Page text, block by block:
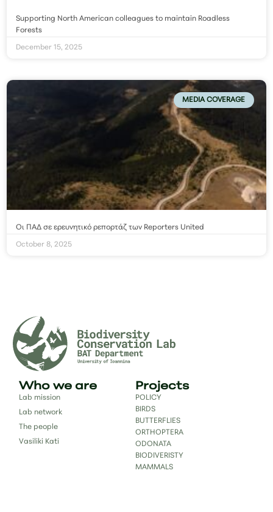
Supporting North American colleagues to maintain Roadless
Forests
December 15, 2025
MEDIA COVERAGE
Οι ΠΑΔ σε ερευνητικό ρεπορτάζ των Reporters United
October 8, 2025
Who we are
Lab mission
Lab network
The people
Vasiliki Kati
Projects
POLICY
BIRDS
BUTTERFLIES
ORTHOPTERA
ODONATA
BIODIVERISTY
MAMMALS